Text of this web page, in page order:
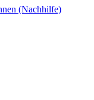
(Nachhilfe)